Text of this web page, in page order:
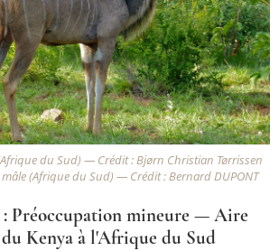
du Sud) — Crédit : Bjørn Christian Tørrissen
(Afrique du Sud) — Crédit : Bernard DUPONT
Préoccupation mineure — Aire
Kenya à l'Afrique du Sud